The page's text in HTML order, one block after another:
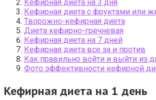
Кефирная диета на 3 дня
Кефирная диета с фруктами или
Творожно-кефирная диета
Диета кефирно-гречневая
Кефирная диета на 7 дней
Кефирная диета все за и против
Как правильно войти и выйти из
Фото эффективности кефирной
Кефирная диета на 1 день